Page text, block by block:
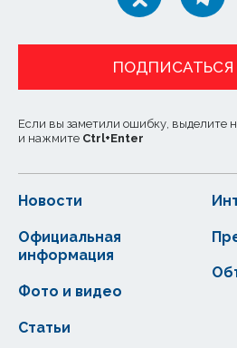
ПОДПИСАТЬСЯ
Если вы заметили ошибку, выделите
и нажмите Ctrl+Enter
Новости
Статьи
Официальная
информация
Фото и видео